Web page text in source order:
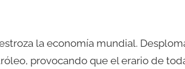
la economía mundial.
provocando que el erario de